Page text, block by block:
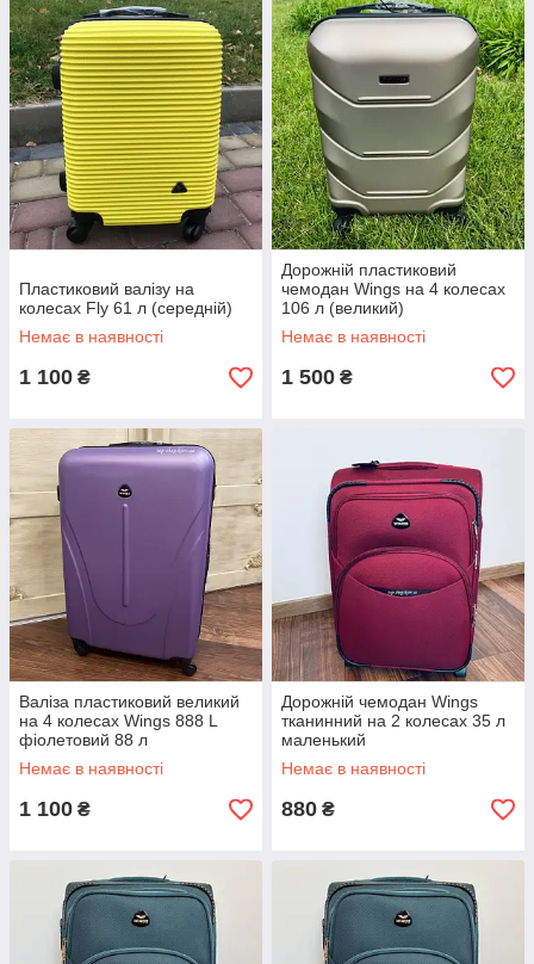
Пластиковий валізу на
колесах Fly 61 л (середній)
Немає в наявності
1 100 ₴
Дорожній пластиковий
чемодан Wings на 4 колесах
106 л (великий)
Немає в наявності
1 500 ₴
Валіза пластиковий великий
на 4 колесах Wings 888 L
фіолетовий 88 л
Немає в наявності
1 100 ₴
Дорожній чемодан Wings
тканинний на 2 колесах 35 л
маленький
Немає в наявності
880 ₴